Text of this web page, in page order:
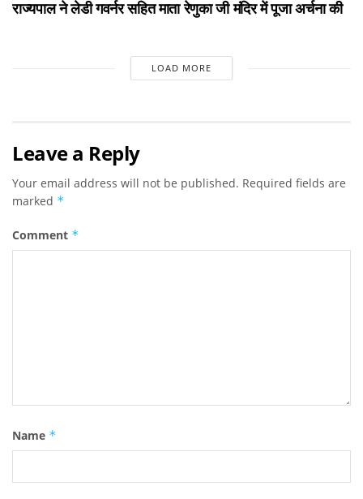
राज्यपाल ने लेडी गवर्नर सहित माता रेणुका जी मंदिर में पूजा अर्चना की
LOAD MORE
Leave a Reply
Your email address will not be published. Required fields are
marked *
Comment *
Name *